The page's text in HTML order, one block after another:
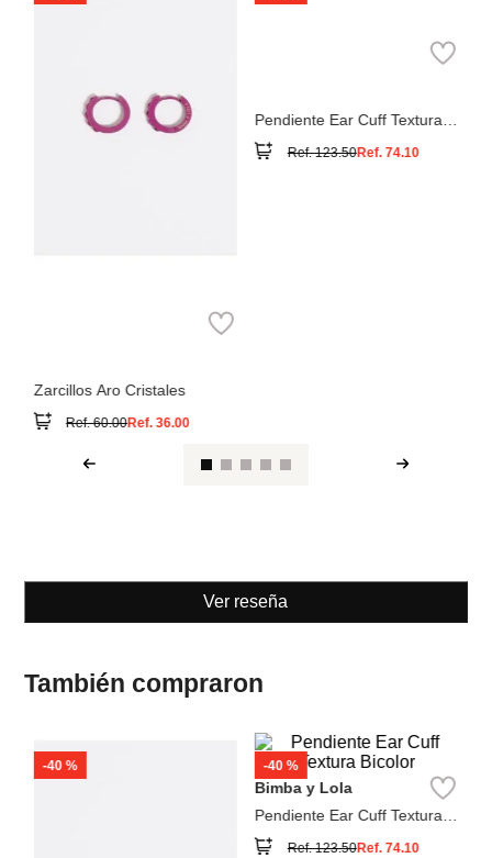
Zarcillos Aro Cristales
Ref.60.00Ref.36.00
Pendiente Ear Cuff Textura
Ref.123.50Ref. 74.10
Ver reseña
También compraron
-40 % -40 %
Bimba y Lola
Pendiente Ear Cuff Textura
Bicolor
Ref.123.50Ref. 74.10